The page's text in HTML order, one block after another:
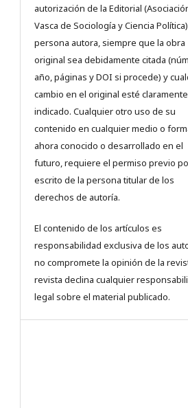
autorización de la Editorial
Vasca de Sociología y Ciencia
persona autora, siempre que la obra
original sea debidamente citada
año, páginas y DOI si procede) y
cambio en el original esté claramente
indicado. Cualquier otro uso de su
contenido en cualquier medio o
ahora conocido o desarrollado en el
futuro, requiere el permiso previo
escrito de la persona titular de los
derechos de autoría.
El contenido de los artículos es
responsabilidad exclusiva de los
no compromete la opinión de la
revista declina cualquier
legal sobre el material publicado.